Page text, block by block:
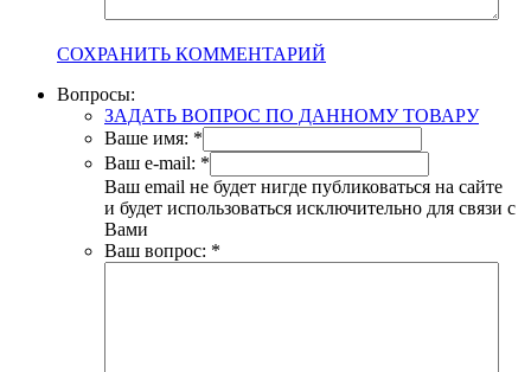
СОХРАНИТЬ КОММЕНТАРИЙ
Вопросы:
ЗАДАТЬ ВОПРОС ПО ДАННОМУ ТОВАРУ
Ваше имя: *
Ваш e-mail: *
Ваш email не будет нигде публиковаться на сайте
и будет использоваться исключительно для связи с
Вами
Ваш вопрос: *